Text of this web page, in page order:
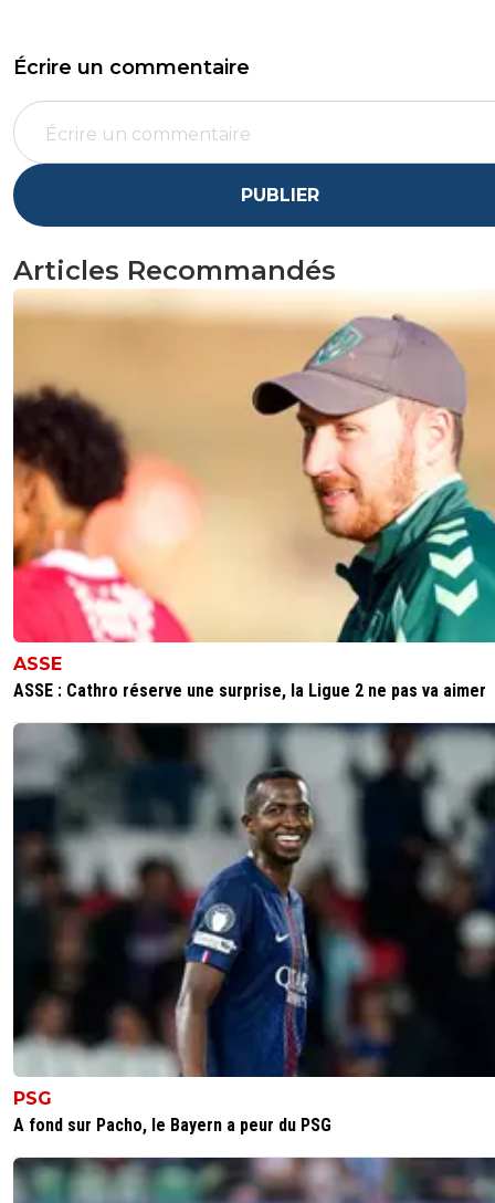
Écrire un commentaire
PUBLIER
Articles Recommandés
ASSE
ASSE : Cathro réserve une surprise, la Ligue 2 ne pas va aimer
PSG
A fond sur Pacho, le Bayern a peur du PSG